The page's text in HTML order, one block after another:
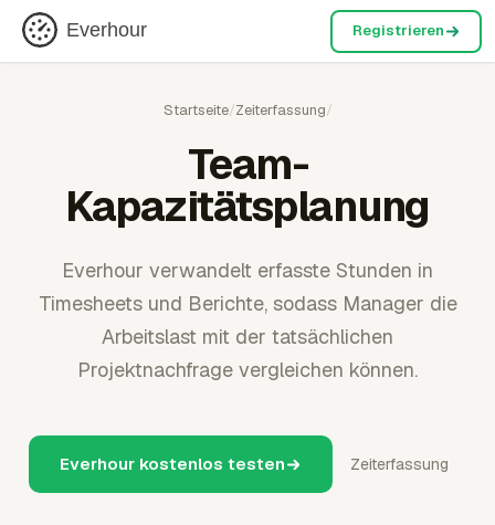
Everhour Registrieren
Startseite/Zeiterfassung/
Team-
Kapazitätsplanung
Everhour verwandelt erfasste Stunden in
Timesheets und Berichte, sodass Manager die
Arbeitslast mit der tatsächlichen
Projektnachfrage vergleichen können.
Everhour kostenlos testen Zeiterfassung